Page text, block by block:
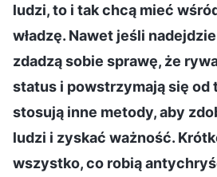
ludzi, to i tak chcą mieć
władzę. Nawet jeśli
zdadzą sobie sprawę, że
status i powstrzymają się od
stosują inne metody, aby
ludzi i zyskać ważność.
wszystko, co robią